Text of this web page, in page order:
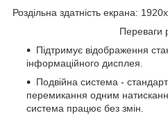
Роздільна здатність екрана:
Переваги
Підтримує відображення
інформаційного дисплея.
Подвійна система -
перемикання одним
система працює без змін.